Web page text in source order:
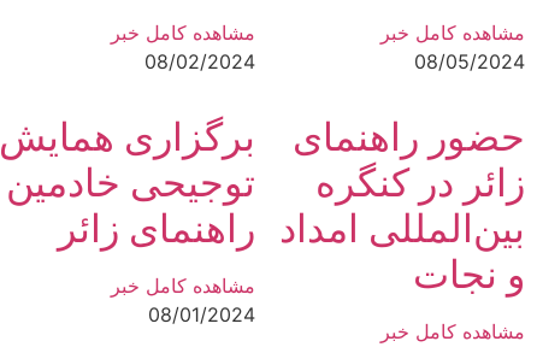
مشاهده کامل خبر
08/05/2024
مشاهده کامل خبر
08/02/2024
حضور راهنمای
زائر در کنگره
بین‌المللی امداد
و نجات
مشاهده کامل خبر
برگزاری همایش
توجیحی خادمین
راهنمای زائر
مشاهده کامل خبر
08/01/2024